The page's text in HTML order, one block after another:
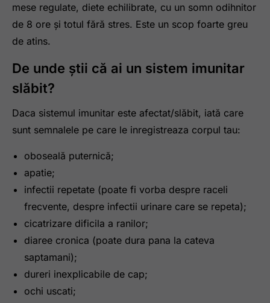
mese regulate, diete echilibrate, cu un somn odihnitor
de 8 ore și totul fără stres. Este un scop foarte greu
de atins.
De unde știi că ai un sistem imunitar
slăbit?
Daca sistemul imunitar este afectat/slăbit, iată care
sunt semnalele pe care le inregistreaza corpul tau:
oboseală puternică;
apatie;
infectii repetate (poate fi vorba despre raceli
frecvente, despre infectii urinare care se repeta);
cicatrizare dificila a ranilor;
diaree cronica (poate dura pana la cateva
saptamani);
dureri inexplicabile de cap;
ochi uscati;